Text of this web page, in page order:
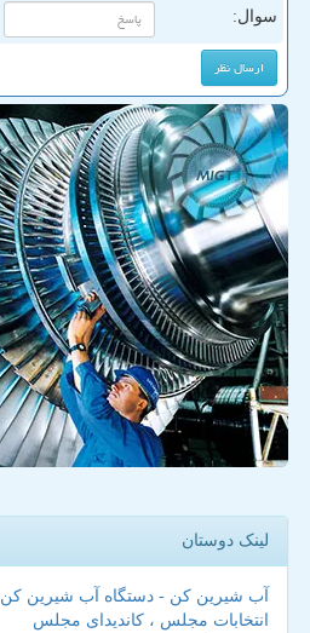
سوال:
لینک دوستان
آب شیرین کن - دستگاه آب شیرین کن
انتخابات مجلس ، کاندیدای مجلس